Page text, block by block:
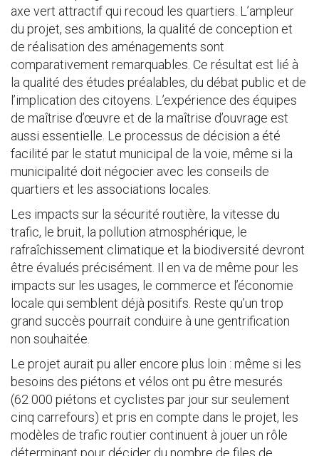
axe vert attractif qui recoud les quartiers. L’ampleur
du projet, ses ambitions, la qualité de conception et
de réalisation des aménagements sont
comparativement remarquables. Ce résultat est lié à
la qualité des études préalables, du débat public et de
l’implication des citoyens. L’expérience des équipes
de maîtrise d’œuvre et de la maîtrise d’ouvrage est
aussi essentielle. Le processus de décision a été
facilité par le statut municipal de la voie, même si la
municipalité doit négocier avec les conseils de
quartiers et les associations locales.
Les impacts sur la sécurité routière, la vitesse du
trafic, le bruit, la pollution atmosphérique, le
rafraîchissement climatique et la biodiversité devront
être évalués précisément. Il en va de même pour les
impacts sur les usages, le commerce et l’économie
locale qui semblent déjà positifs. Reste qu’un trop
grand succès pourrait conduire à une gentrification
non souhaitée.
Le projet aurait pu aller encore plus loin : même si les
besoins des piétons et vélos ont pu être mesurés
(62 000 piétons et cyclistes par jour sur seulement
cinq carrefours) et pris en compte dans le projet, les
modèles de trafic routier continuent à jouer un rôle
déterminant pour décider du nombre de files de